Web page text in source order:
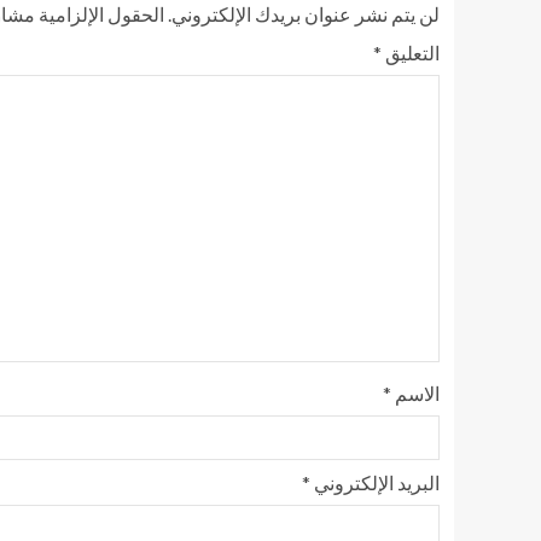
لن يتم نشر عنوان بريدك الإلكتروني. الحقول الإلزامية مشار
التعليق *
الاسم *
البريد الإلكتروني *